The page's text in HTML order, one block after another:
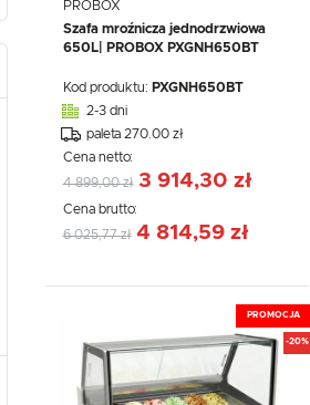
PROBOX
Szafa mroźnicza jednodrzwiowa
650L| PROBOX PXGNH650BT
Kod produktu: PXGNH650BT
2-3 dni
paleta 270.00 zł
Cena netto:
4 899,00 zł 3 914,30 zł
Cena brutto:
6 025,77 zł 4 814,59 zł
PROMOCJA
-20%